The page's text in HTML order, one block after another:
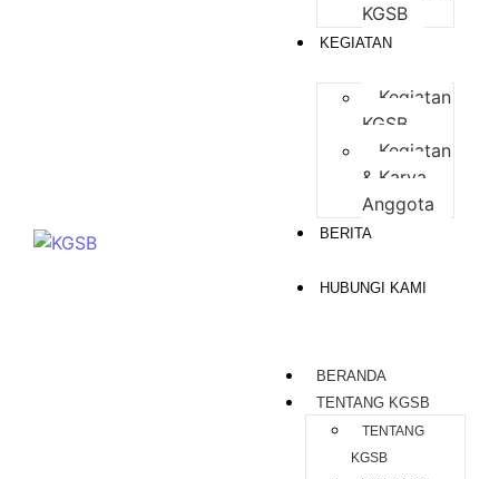
KGSB
KEGIATAN
Kegiatan
KGSB
Kegiatan
& Karya
Anggota
BERITA
HUBUNGI KAMI
BERANDA
TENTANG KGSB
TENTANG
KGSB